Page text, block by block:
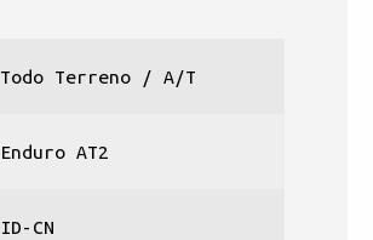
Todo Terreno / A/T
Enduro AT2
ID-CN